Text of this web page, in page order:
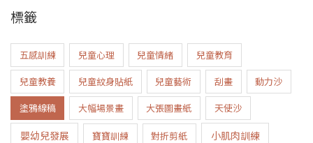
標籤
五感訓練 兒童心理 兒童情緒
兒童教育
兒童教養
兒童紋身貼紙 兒童藝術 刮畫
動力沙
塗鴉線稿
大幅場景畫 大張圖畫紙 天使沙
嬰幼兒發展 寶寶訓練 對折剪紙 小肌肉訓練